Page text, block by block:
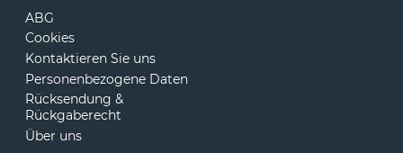
ABG
Cookies
Kontaktieren Sie uns
Personenbezogene Daten
Rücksendung &
Rückgaberecht
Über uns